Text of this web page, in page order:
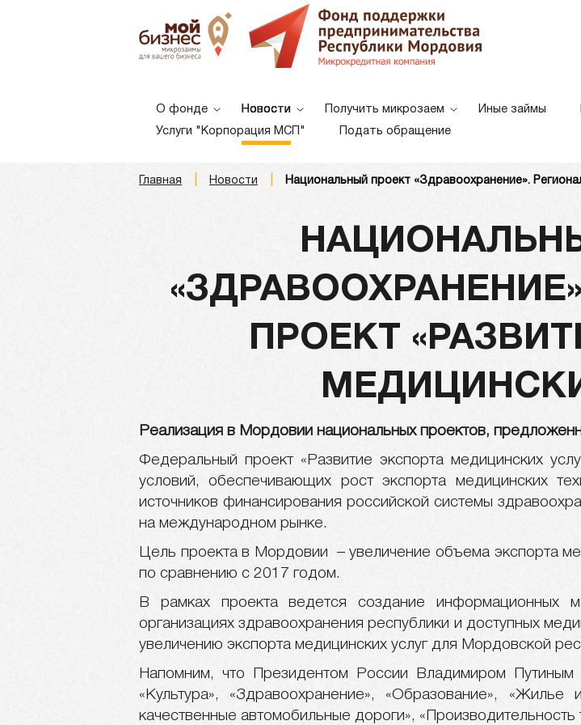
О фонде Новости Получить микрозаем Иные займы
Услуги "Корпорация МСП" Подать обращение
Главная Новости Национальный проект «Здравоохранение».
ПРОЕКТ
Реализация в Мордовии национальных проектов,
Федеральный проект «Развитие экспорта медицинских
условий, обеспечивающих рост экспорта медицинских
источников финансирования российской системы
на международном рынке.
Цель проекта в Мордовии – увеличение объема экспорта
по сравнению с 2017 годом.
В рамках проекта ведется создание информационных
организациях здравоохранения республики и доступных
увеличению экспорта медицинских услуг для Мордовской
Напомним, что Президентом России Владимиром
«Культура», «Здравоохранение», «Образование»,
качественные автомобильные дороги»,